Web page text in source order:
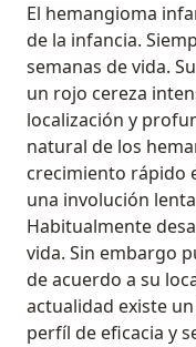
El hemangioma
de la infancia.
semanas de vida.
un rojo cereza
localización y
natural de los
crecimiento rápido
una involución
Habitualmente
vida. Sin embargo
de acuerdo a su
actualidad existe
perfíl de eficacia y